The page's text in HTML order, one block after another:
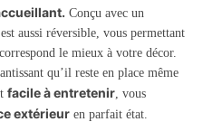
Conçu avec un
aussi réversible, vous permettant
le mieux à votre décor.
qu’il reste en place même
facile à entretenir, vous
extérieur en parfait état.